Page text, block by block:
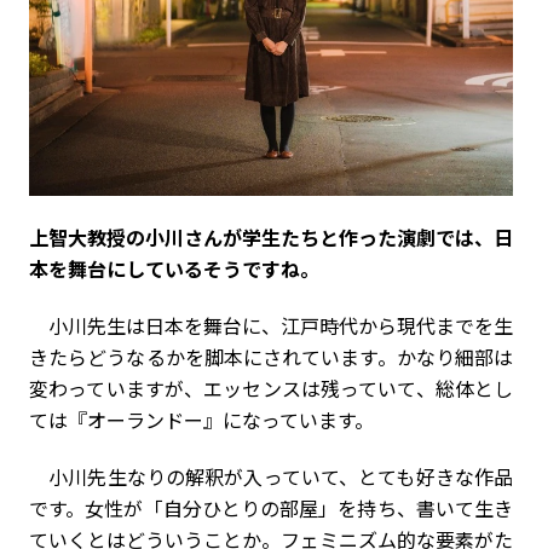
――上智大教授の小川さんが学生たちと作った演劇では、日
本を舞台にしているそうですね。
小川先生は日本を舞台に、江戸時代から現代までを生
きたらどうなるかを脚本にされています。かなり細部は
変わっていますが、エッセンスは残っていて、総体とし
ては『オーランドー』になっています。
小川先生なりの解釈が入っていて、とても好きな作品
です。女性が「自分ひとりの部屋」を持ち、書いて生き
ていくとはどういうことか。フェミニズム的な要素がた